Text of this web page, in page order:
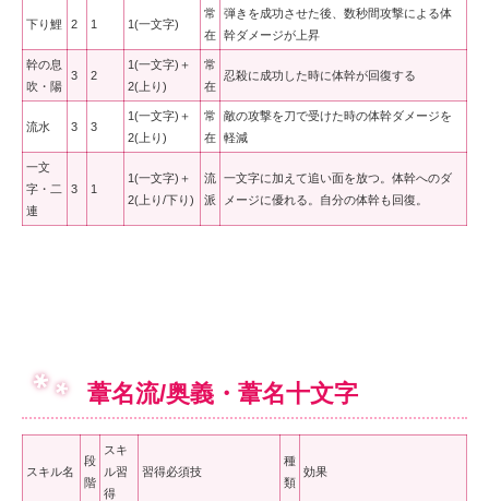
下り鯉 2 1 1(一文字)
常
在
弾きを成功させた後、数秒間攻撃による体
幹ダメージが上昇
幹の息
吹・陽
3 2
1(一文字)＋
2(上り)
常
在
忍殺に成功した時に体幹が回復する
流水 3 3
1(一文字)＋
2(上り)
常
在
敵の攻撃を刀で受けた時の体幹ダメージを
軽減
一文
字・二
連
3 1
1(一文字)＋
2(上り/下り)
流
派
一文字に加えて追い面を放つ。体幹へのダ
メージに優れる。自分の体幹も回復。
葦名流/奥義・葦名十文字
スキル名
段
階
スキ
ル習
得
習得必須技
種
類
効果